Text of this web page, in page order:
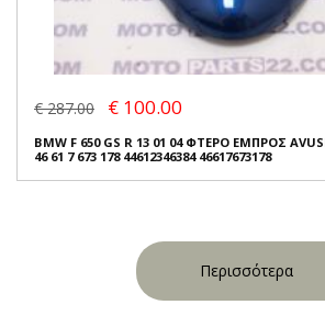
€ 287.00 € 100.00
BMW F 650 GS R 13 01 04 ΦΤΕΡΟ ΕΜΠΡΟΣ
46 61 7 673 178 44612346384 46617673178
Περισσότερα